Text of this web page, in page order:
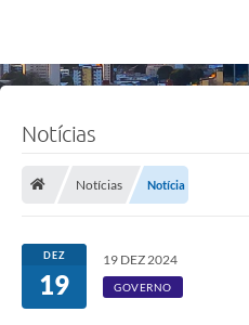
Notícias
Notícias Notícia
DEZ
19
19 DEZ 2024
GOVERNO